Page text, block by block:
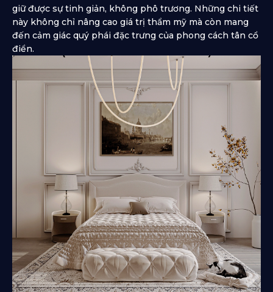
giữ được sự tinh giản, không phô trương. Những chi tiết
này không chỉ nâng cao giá trị thẩm mỹ mà còn mang
đến cảm giác quý phái đặc trưng của phong cách tân cổ
điển.